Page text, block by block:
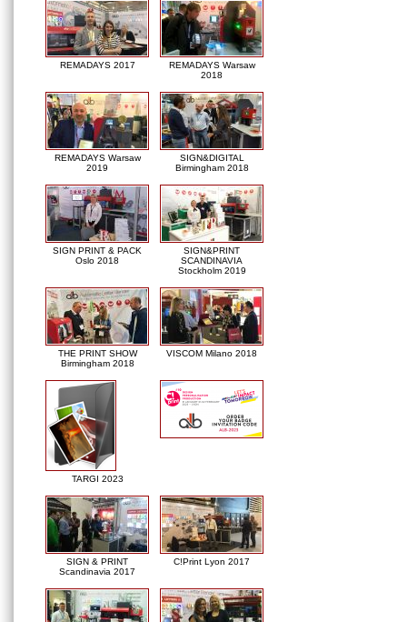
REMADAYS 2017
REMADAYS Warsaw
2018
REMADAYS Warsaw
2019
SIGN&DIGITAL
Birmingham 2018
SIGN PRINT & PACK
Oslo 2018
SIGN&PRINT
SCANDINAVIA
Stockholm 2019
THE PRINT SHOW
Birmingham 2018
VISCOM Milano 2018
TARGI 2023
SIGN & PRINT
Scandinavia 2017
C!Print Lyon 2017